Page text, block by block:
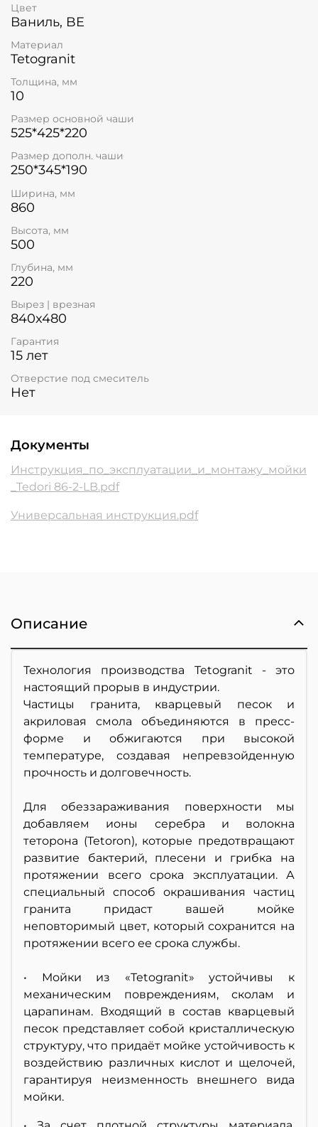
Цвет
Ваниль, BE
Материал
Tetogranit
Толщина, мм
10
Размер основной чаши
525*425*220
Размер дополн. чаши
250*345*190
Ширина, мм
860
Высота, мм
500
Глубина, мм
220
Вырез | врезная
840x480
Гарантия
15 лет
Отверстие под смеситель
Нет
Документы
Инструкция_по_эксплуатации_и_монтажу_мойки
_Tedori 86-2-LB.pdf
Универсальная инструкция.pdf
Описание
Технология производства Tetogranit - это
настоящий прорыв в индустрии.
Частицы гранита, кварцевый песок и
акриловая смола объединяются в пресс-
форме и обжигаются при высокой
температуре, создавая непревзойденную
прочность и долговечность.
Для обеззараживания поверхности мы
добавляем ионы серебра и волокна
теторона (Tetoron), которые предотвращают
развитие бактерий, плесени и грибка на
протяжении всего срока эксплуатации. А
специальный способ окрашивания частиц
гранита придаст вашей мойке
неповторимый цвет, который сохранится на
протяжении всего ее срока службы.
• Мойки из «Tetogranit» устойчивы к
механическим повреждениям, сколам и
царапинам. Входящий в состав кварцевый
песок представляет собой кристаллическую
структуру, что придаёт мойке устойчивость к
воздействию различных кислот и щелочей,
гарантируя неизменность внешнего вида
мойки.